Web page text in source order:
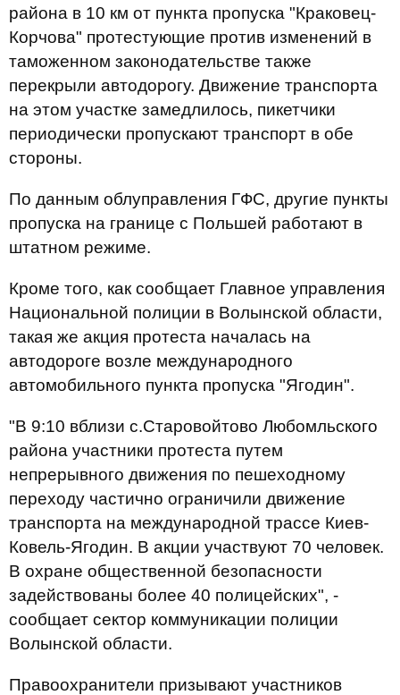
района в 10 км от пункта пропуска "Краковец-
Корчова" протестующие против изменений в
таможенном законодательстве также
перекрыли автодорогу. Движение транспорта
на этом участке замедлилось, пикетчики
периодически пропускают транспорт в обе
стороны.
По данным облуправления ГФС, другие пункты
пропуска на границе с Польшей работают в
штатном режиме.
Кроме того, как сообщает Главное управления
Национальной полиции в Волынской области,
такая же акция протеста началась на
автодороге возле международного
автомобильного пункта пропуска "Ягодин".
"В 9:10 вблизи с.Старовойтово Любомльского
района участники протеста путем
непрерывного движения по пешеходному
переходу частично ограничили движение
транспорта на международной трассе Киев-
Ковель-Ягодин. В акции участвуют 70 человек.
В охране общественной безопасности
задействованы более 40 полицейских", -
сообщает сектор коммуникации полиции
Волынской области.
Правоохранители призывают участников